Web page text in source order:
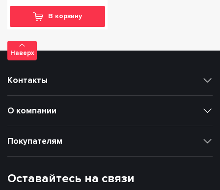
В корзину
Наверх
Оставайтесь на связи
Покупателям
О компании
Контакты